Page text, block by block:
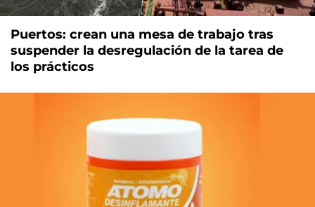
Puertos: crean una mesa de trabajo tras
suspender la desregulación de la tarea de
los prácticos